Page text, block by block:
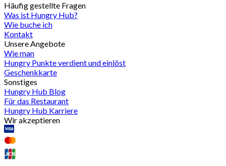
Häufig gestellte Fragen
Was ist Hungry Hub?
Wie buche ich
Kontakt
Unsere Angebote
Wie man
Hungry Punkte verdient und einlöst
Geschenkkarte
Sonstiges
Hungry Hub Blog
Für das Restaurant
Hungry Hub Karriere
Wir akzeptieren